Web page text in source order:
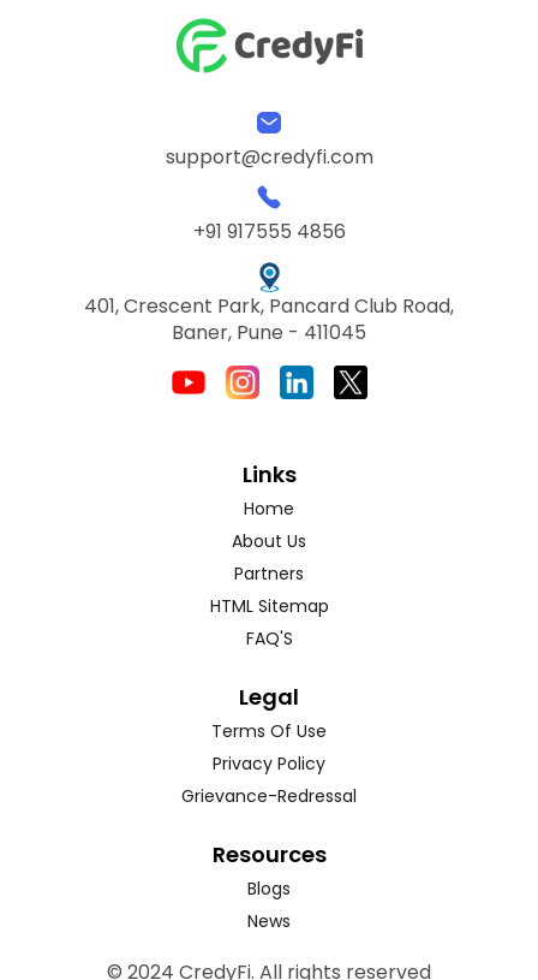
support@credyfi.com
+91 917555 4856
401, Crescent Park, Pancard Club Road,
Baner, Pune - 411045
Links
Home
About Us
Partners
HTML Sitemap
FAQ'S
Legal
Terms Of Use
Privacy Policy
Grievance-Redressal
Resources
Blogs
News
© 2024 CredyFi. All rights reserved